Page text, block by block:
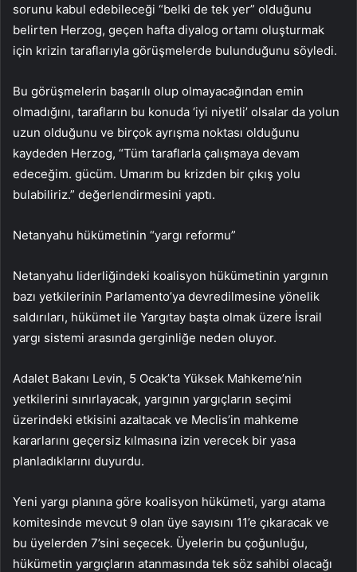
sorunu kabul edebileceği “belki de tek yer” olduğunu
belirten Herzog, geçen hafta diyalog ortamı oluşturmak
için krizin taraflarıyla görüşmelerde bulunduğunu söyledi.
Bu görüşmelerin başarılı olup olmayacağından emin
olmadığını, tarafların bu konuda ‘iyi niyetli’ olsalar da yolun
uzun olduğunu ve birçok ayrışma noktası olduğunu
kaydeden Herzog, “Tüm taraflarla çalışmaya devam
edeceğim. gücüm. Umarım bu krizden bir çıkış yolu
bulabiliriz.” değerlendirmesini yaptı.
Netanyahu hükümetinin “yargı reformu”
Netanyahu liderliğindeki koalisyon hükümetinin yargının
bazı yetkilerinin Parlamento’ya devredilmesine yönelik
saldırıları, hükümet ile Yargıtay başta olmak üzere İsrail
yargı sistemi arasında gerginliğe neden oluyor.
Adalet Bakanı Levin, 5 Ocak’ta Yüksek Mahkeme’nin
yetkilerini sınırlayacak, yargının yargıçların seçimi
üzerindeki etkisini azaltacak ve Meclis’in mahkeme
kararlarını geçersiz kılmasına izin verecek bir yasa
planladıklarını duyurdu.
Yeni yargı planına göre koalisyon hükümeti, yargı atama
komitesinde mevcut 9 olan üye sayısını 11’e çıkaracak ve
bu üyelerden 7’sini seçecek. Üyelerin bu çoğunluğu,
hükümetin yargıçların atanmasında tek söz sahibi olacağı